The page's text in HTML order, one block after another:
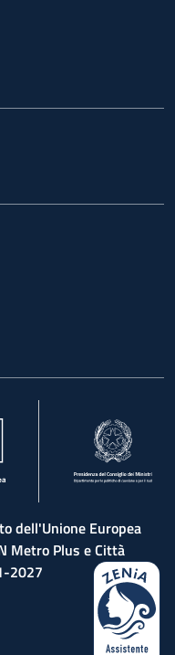
dell'Unione Europea
Metro Plus e Città
2027